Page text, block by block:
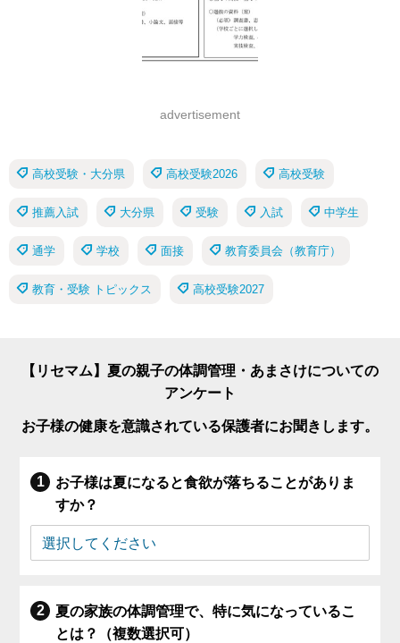
advertisement
高校受験・大分県 高校受験2026 高校受験
推薦入試 大分県 受験 入試 中学生
通学 学校 面接 教育委員会（教育庁）
教育・受験 トピックス 高校受験2027
【リセマム】夏の親子の体調管理・あまさけについての
アンケート
お子様の健康を意識されている保護者にお聞きします。
お子様は夏になると食欲が落ちることがありま
すか？
夏の家族の体調管理で、特に気になっているこ
とは？（複数選択可）